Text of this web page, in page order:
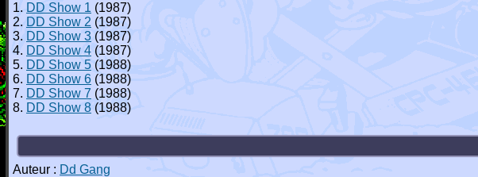
1. DD Show 1 (1987)
2. DD Show 2 (1987)
3. DD Show 3 (1987)
4. DD Show 4 (1987)
5. DD Show 5 (1988)
6. DD Show 6 (1988)
7. DD Show 7 (1988)
8. DD Show 8 (1988)
Auteur : Dd Gang